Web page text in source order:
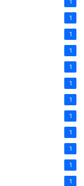
1
1
1
1
1
1
1
1
1
1
1
1